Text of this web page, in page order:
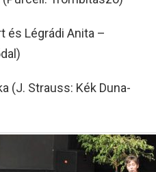
és Légrádi Anita –
(J. Strauss: Kék Duna-